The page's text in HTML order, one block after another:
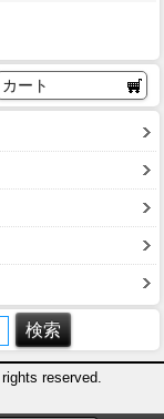
カート
reserved.